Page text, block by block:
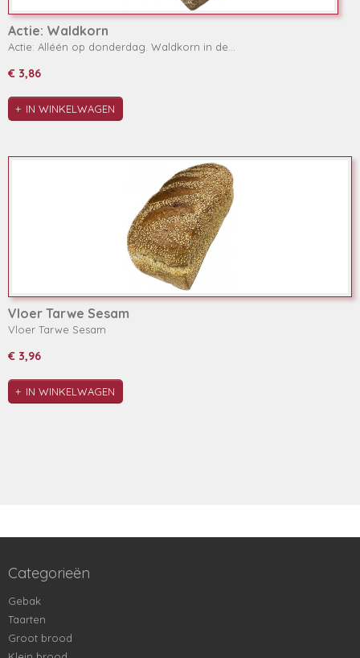
Actie: Waldkorn
Actie: Alléén op donderdag. Waldkorn in de…
€ 3,86
IN WINKELWAGEN
Vloer Tarwe Sesam
Vloer Tarwe Sesam
€ 3,96
IN WINKELWAGEN
Categorieën
Gebak
Taarten
Groot brood